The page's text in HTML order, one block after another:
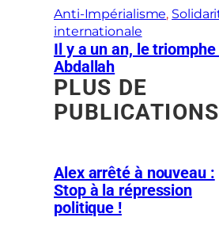
Anti-Impérialisme,
internationale
Il y a un an, le
Abdallah
PLUS DE
PUBLICATIONS
Alex arrêté à nouveau :
Stop à la répression
politique !